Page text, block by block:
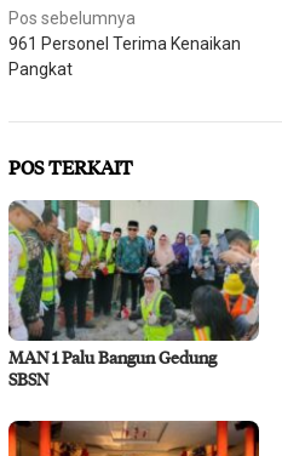
Navigasi
pos
Pos sebelumnya
961 Personel Terima Kenaikan
Pangkat
POS TERKAIT
MAN 1 Palu Bangun Gedung
SBSN